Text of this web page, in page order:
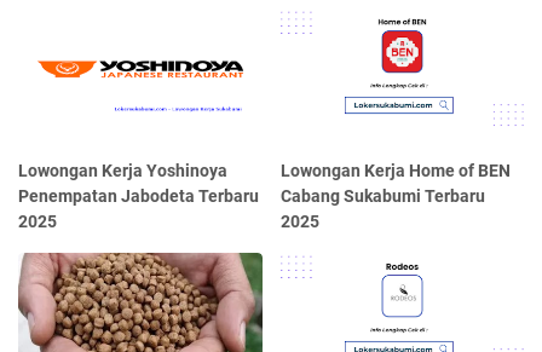
Lowongan Kerja Yoshinoya
Penempatan Jabodeta Terbaru
2025
Lowongan Kerja Home of BEN
Cabang Sukabumi Terbaru
2025